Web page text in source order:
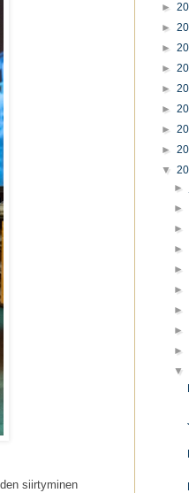
siirtyminen
►
►
►
►
►
►
►
►
▼
►
►
►
►
►
►
►
►
►
▼